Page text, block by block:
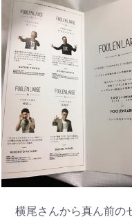
横尾さんから真ん前の